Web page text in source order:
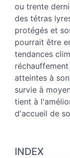
ou trente
des tétras
protégés et
pourrait être
tendances
atteintes à
survie à
tient à
d'accueil de
INDEX